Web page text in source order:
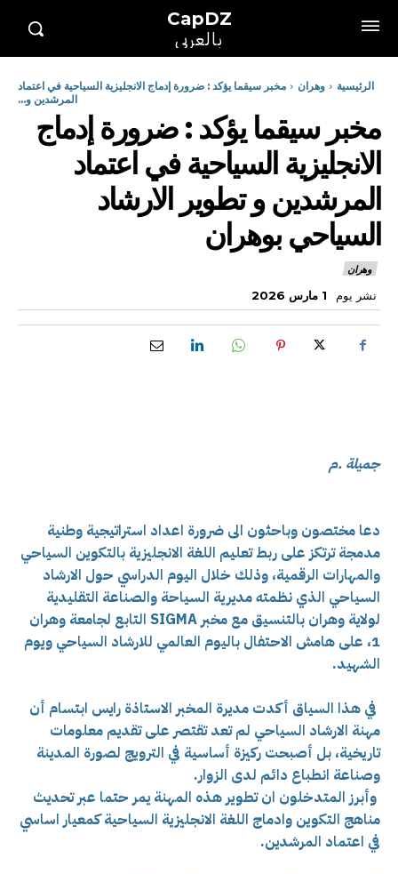
CapDZ
بالعربي
الرئيسية وهران
مخبر سيقما يؤكد : ضرورة إدماج الانجليزية السياحية في اعتماد
المرشدين و...
مخبر سيقما يؤكد : ضرورة إدماج
الانجليزية السياحية في اعتماد
المرشدين و تطوير الارشاد
السياحي بوهران
وهران
نشر يوم 1 مارس 2026
جميلة .م
دعا مختصون وباحثون الى ضرورة اعداد استراتيجية وطنية
مدمجة ترتكز على ربط تعليم اللغة الانجليزية بالتكوين السياحي
والمهارات الرقمية، وذلك خلال اليوم الدراسي حول الارشاد
السياحي الذي نظمته مديرية السياحة والصناعة التقليدية
لولاية وهران بالتنسيق مع مخبر SIGMA التابع لجامعة وهران
1، على هامش الاحتفال باليوم العالمي للارشاد السياحي ويوم
الشهيد.
في هذا السياق أكدت مديرة المخبر الاستاذة رايس ابتسام أن
مهنة الارشاد السياحي لم تعد تقتصر على تقديم معلومات
تاريخية، بل أصبحت ركيزة أساسية في الترويج لصورة المدينة
وصناعة انطباع دائم لدى الزوار.
وأبرز المتدخلون ان تطوير هذه المهنة يمر حتما عبر تحديث
مناهج التكوين وادماج اللغة الانجليزية السياحية كمعيار اساسي
في اعتماد المرشدين.